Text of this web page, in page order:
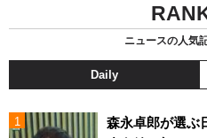
ニュースの人気
Daily
森永卓郎が選ぶ